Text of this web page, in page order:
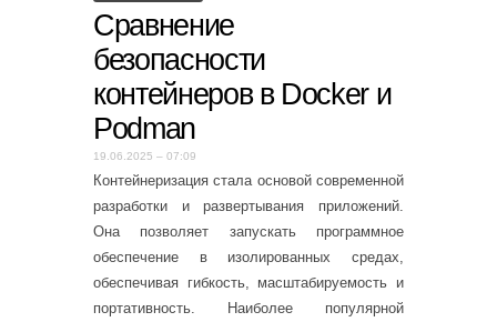
Сравнение
безопасности
контейнеров в Docker и
Podman
19.06.2025 – 07:09
Контейнеризация стала основой современной
разработки и развертывания приложений.
Она позволяет запускать программное
обеспечение в изолированных средах,
обеспечивая гибкость, масштабируемость и
портативность. Наиболее популярной